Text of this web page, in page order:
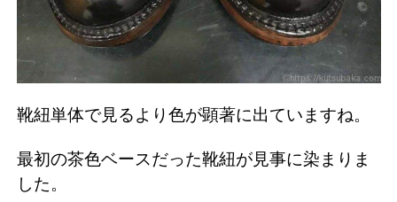
靴紐単体で見るより色が顕著に出ていますね。
最初の茶色ベースだった靴紐が見事に染まりま
した。